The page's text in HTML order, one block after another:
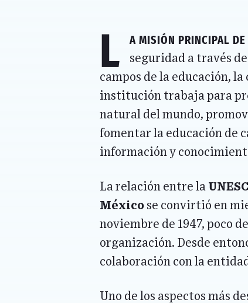
L a misión principal
seguridad a través
campos de la educación,
institución trabaja para
natural del mundo,
fomentar la educación de
información y
La relación entre la
México se convirtió en
noviembre de 1947, poco
organización. Desde
colaboración con la
Uno de los aspectos más